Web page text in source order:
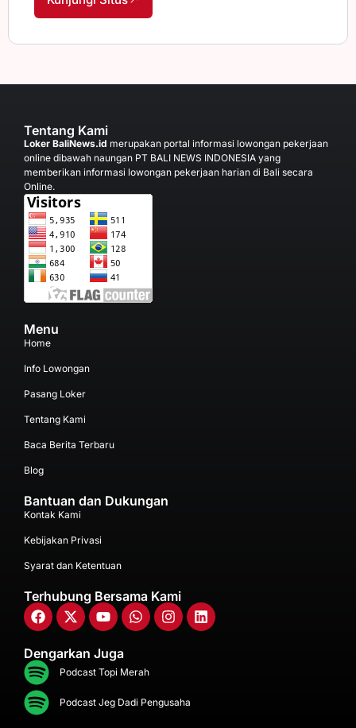
Tentang Kami
Loker BaliNews.id merupakan portal informasi lowongan pekerjaan
online dibawah naungan PT BALI NEWS INDONESIA yang
memberikan informasi lowongan pekerjaan harian di Bali secara
Online.
Menu
Home
Info Lowongan
Pasang Loker
Tentang Kami
Baca Berita Terbaru
Blog
Bantuan dan Dukungan
Kontak Kami
Kebijakan Privasi
Syarat dan Ketentuan
Terhubung Bersama Kami
Dengarkan Juga
Podcast Topi Merah
Podcast Jeg Dadi Pengusaha